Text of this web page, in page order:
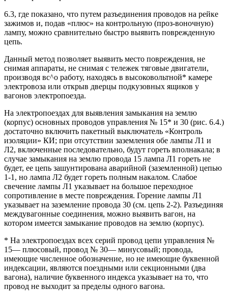
6.3, где показано, что путем разъединения проводов на рейке
зажимов и, подав «плюс» на контрольную (проз-воночную)
лампу, можно сравнительно быстро выявить поврежденную
цепь.
Данный метод позволяет выявить место повреждения, не
снимая аппараты, не снимая с тележек тяговые двигатели,
производя вс^о работу, находясь в высоковольтной* камере
электровоза или открыв дверцы подкузовных ящиков у
вагонов электропоезда.
На электропоездах для выявления замыкания на землю
(корпус) основных проводов управления № 15* и 30 (рис. 6.4.)
достаточно включить пакетный выключатель «Контроль
изоляции» КИ; при отсутствии заземления обе лампы Л1 и
Л2, включенные последовательно, будут гореть вполнакала; в
случае замыкания на землю провода 15 лампа Л1 гореть не
будет, ее цепь зашунтирована аварийной (заземленной) цепью
1-1, но лампа Л2 будет гореть полным накалом. Слабое
свечение лампы Л1 указывает на большое переходное
сопротивление в месте повреждения. Горение лампы Л1
указывает на заземление провода 30 (см. цепь 2-2). Разъединяя
междувагонные соединения, можно выявить вагон, на
котором имеется замыкание проводов на землю (корпус).
* На электропоездах всех серий провод цепи управления №
15— плюсовый, провод № 30— минусовый; провода,
имеющие численное обозначение, но не имеющие буквенной
индексации, являются поездными или секционными (два
вагона), наличие буквенного индекса указывает на то, что
провод не выходит за пределы одного вагона.